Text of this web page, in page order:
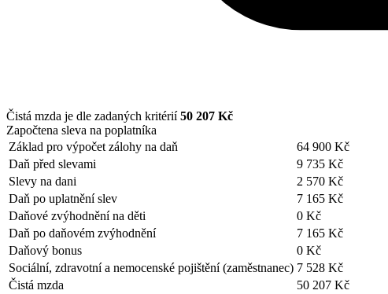
Čistá mzda je dle zadaných kritérií50 207 Kč
Započtena sleva na poplatníka
Základ pro výpočet zálohy na daň
64 900 Kč
Daň před slevami
9 735 Kč
Slevy na dani
2 570 Kč
Daň po uplatnění slev
7 165 Kč
Daňové zvýhodnění na děti
0 Kč
Daň po daňovém zvýhodnění
7 165 Kč
Daňový bonus
0 Kč
Sociální, zdravotní a nemocenské pojištění (zaměstnanec) 7 528 Kč
Čistá mzda
50 207 Kč